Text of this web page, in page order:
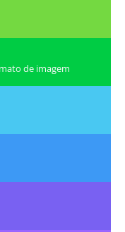
de imagem